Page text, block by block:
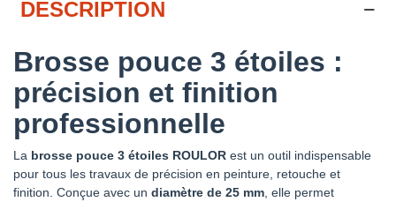
DESCRIPTION
Brosse pouce 3 étoiles :
précision et finition
professionnelle
La brosse pouce 3 étoiles ROULOR est un outil indispensable
pour tous les travaux de précision en peinture, retouche et
finition. Conçue avec un diamètre de 25 mm , elle permet